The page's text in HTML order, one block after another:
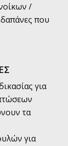
/
που
για
τα
για